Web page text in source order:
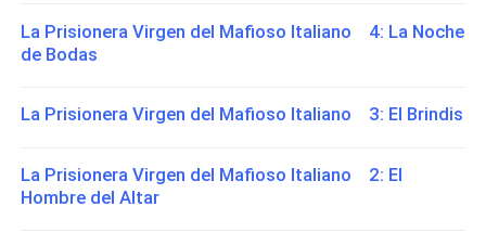
La Prisionera Virgen del Mafioso Italiano 4: La Noche
de Bodas
La Prisionera Virgen del Mafioso Italiano 3: El Brindis
La Prisionera Virgen del Mafioso Italiano 2: El
Hombre del Altar